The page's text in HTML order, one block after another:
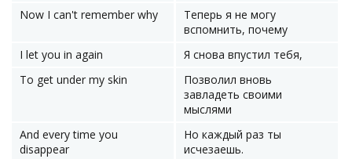
Now I can't remember why
Теперь я не могу
вспомнить, почему
I let you in again
Я снова впустил тебя,
To get under my skin
Позволил вновь
завладеть своими
мыслями
And every time you
disappear
Но каждый раз ты
исчезаешь.